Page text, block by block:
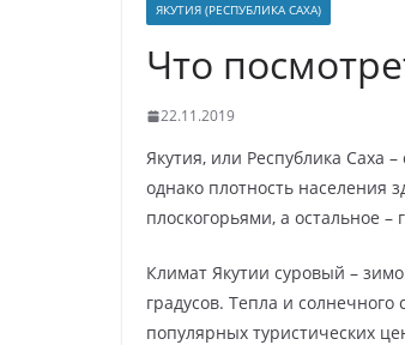
ЯКУТИЯ (РЕСПУБЛИКА САХА)
Что
22.11.2019
Якутия, или Республика Саха
однако плотность населения
плоскогорьями, а остальное –
Климат Якутии суровый –
градусов. Тепла и
популярных туристических